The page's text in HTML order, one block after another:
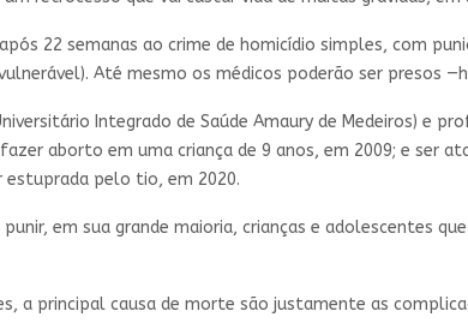
22 semanas ao crime de homicídio simples, com
Até mesmo os médicos poderão ser presos
Integrado de Saúde Amaury de Medeiros) e
aborto em uma criança de 9 anos, em 2009; e ser
estuprada pelo tio, em 2020.
em sua grande maioria, crianças e adolescentes
a principal causa de morte são justamente as